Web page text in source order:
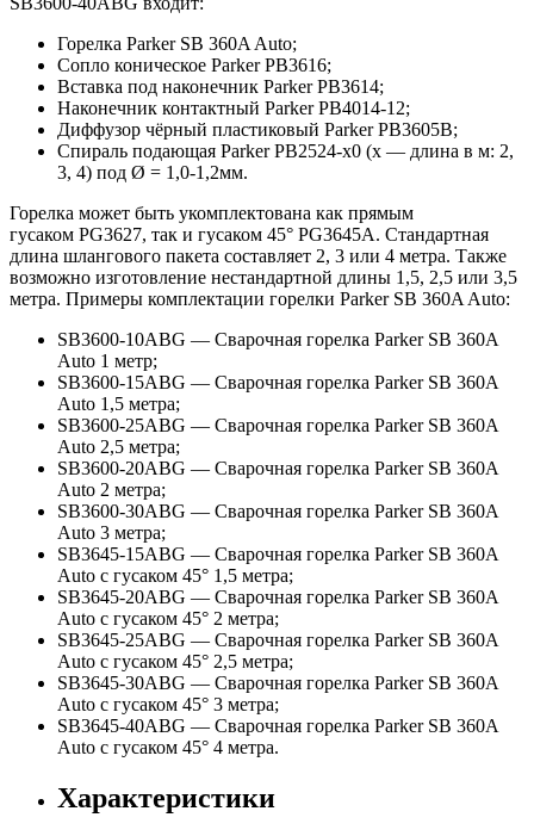
Горелка Parker SB 360A Auto;
Сопло коническое Parker PB3616;
Вставка под наконечник Parker PB3614;
Наконечник контактный Parker PB4014-12;
Диффузор чёрный пластиковый Parker PB3605B;
Спираль подающая Parker PB2524-х0 (х — длина в м: 2,
3, 4) под Ø = 1,0-1,2мм.
Горелка может быть укомплектована как прямым
гусаком PG3627, так и гусаком 45° PG3645A. Стандартная
длина шлангового пакета составляет 2, 3 или 4 метра. Также
возможно изготовление нестандартной длины 1,5, 2,5 или 3,5
метра. Примеры комплектации горелки Parker SB 360A Auto:
SB3600-10АBG — Сварочная горелка Parker SB 360A
Auto 1 метр;
SB3600-15ABG — Сварочная горелка Parker SB 360A
Auto 1,5 метра;
SB3600-25АBG — Сварочная горелка Parker SB 360A
Auto 2,5 метра;
SB3600-20ABG — Сварочная горелка Parker SB 360A
Auto 2 метра;
SB3600-30ABG — Сварочная горелка Parker SB 360A
Auto 3 метра;
SB3645-15ABG — Сварочная горелка Parker SB 360A
Auto с гусаком 45° 1,5 метра;
SB3645-20АBG — Сварочная горелка Parker SB 360A
Auto с гусаком 45° 2 метра;
SB3645-25ABG — Сварочная горелка Parker SB 360A
Auto с гусаком 45° 2,5 метра;
SB3645-30ABG — Сварочная горелка Parker SB 360A
Auto с гусаком 45° 3 метра;
SB3645-40АBG — Сварочная горелка Parker SB 360A
Auto с гусаком 45° 4 метра.
Характеристики